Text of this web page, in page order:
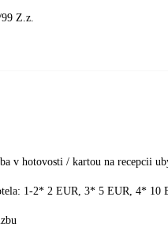
Z.z.
v hotovosti / kartou na recepcii
1-2* 2 EUR, 3* 5 EUR, 4*